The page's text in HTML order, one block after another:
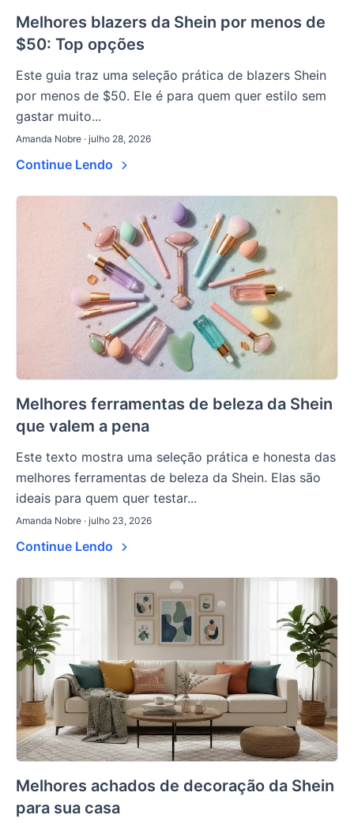
Melhores blazers da Shein por menos de
$50: Top opções
Este guia traz uma seleção prática de blazers Shein
por menos de $50. Ele é para quem quer estilo sem
gastar muito...
Amanda Nobre · julho 28, 2026
Continue Lendo
Melhores ferramentas de beleza da Shein
que valem a pena
Este texto mostra uma seleção prática e honesta das
melhores ferramentas de beleza da Shein. Elas são
ideais para quem quer testar...
Amanda Nobre · julho 23, 2026
Continue Lendo
Melhores achados de decoração da Shein
para sua casa